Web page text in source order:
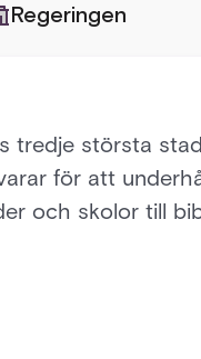
Regeringen
tredje största
för att
och skolor till